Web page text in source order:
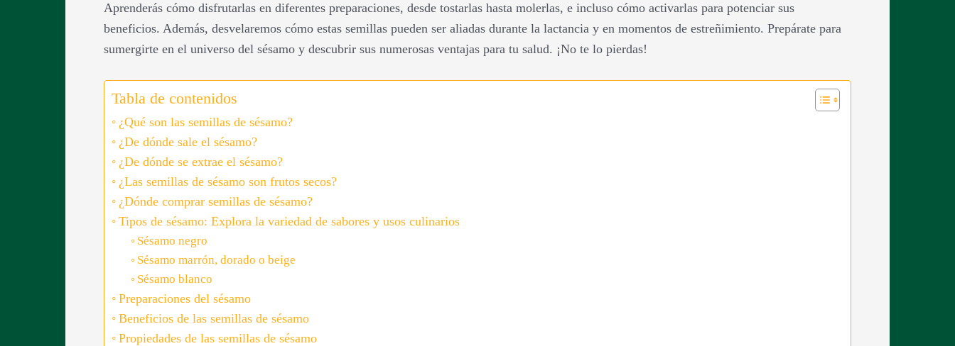
Aprenderás cómo disfrutarlas en diferentes preparaciones, desde tostarlas hasta molerlas, e incluso cómo activarlas para potenciar sus
beneficios. Además, desvelaremos cómo estas semillas pueden ser aliadas durante la lactancia y en momentos de estreñimiento. Prepárate para
sumergirte en el universo del sésamo y descubrir sus numerosas ventajas para tu salud. ¡No te lo pierdas!
Tabla de contenidos
¿Qué son las semillas de sésamo?
¿De dónde sale el sésamo?
¿De dónde se extrae el sésamo?
¿Las semillas de sésamo son frutos secos?
¿Dónde comprar semillas de sésamo?
Tipos de sésamo: Explora la variedad de sabores y usos culinarios
Sésamo negro
Sésamo marrón, dorado o beige
Sésamo blanco
Preparaciones del sésamo
Beneficios de las semillas de sésamo
Propiedades de las semillas de sésamo